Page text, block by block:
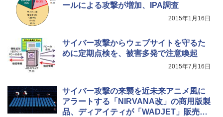
ールによる攻撃が増加、IPA調査
2015年1月16日
サイバー攻撃からウェブサイトを守るた
めに定期点検を、被害多発で注意喚起
2015年7月16日
サイバー攻撃の来襲を近未来アニメ風に
アラートする「NIRVANA改」の商用版製
品、ディアイティが「WADJET」販売開